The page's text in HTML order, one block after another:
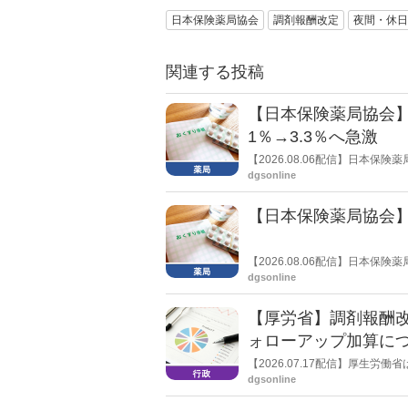
日本保険薬局協会 調剤報酬改定 夜間・休
関連する投稿
【日本保険薬局協
1％→3.3％へ急激
【2026.08.06配信】日本保険
局への影響」の調査結果を公表
dgsonline
【日本保険薬局協会
【2026.08.06配信】日本保険
関する要望書」を厚生労働省
dgsonline
【厚労省】調剤報
ォローアップ加算に
【2026.07.17配信】厚生労働
dgsonline